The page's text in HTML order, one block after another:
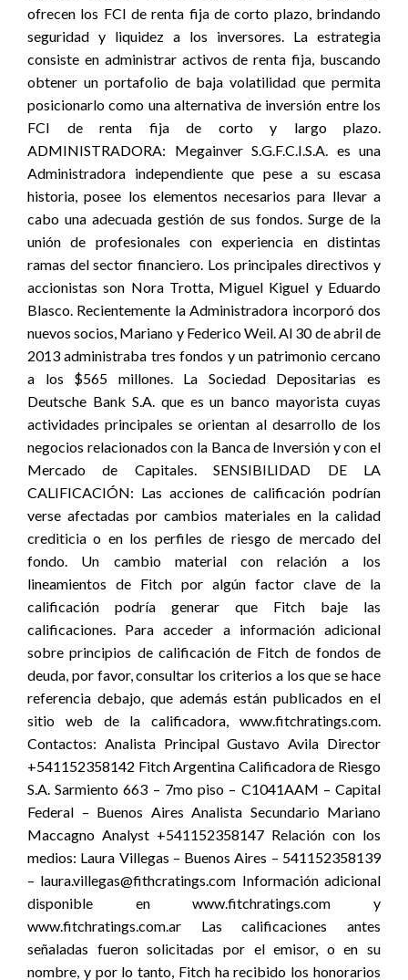
ofrecen los FCI de renta fija de corto plazo, brindando
seguridad y liquidez a los inversores. La estrategia
consiste en administrar activos de renta fija, buscando
obtener un portafolio de baja volatilidad que permita
posicionarlo como una alternativa de inversión entre los
FCI de renta fija de corto y largo plazo.
ADMINISTRADORA: Megainver S.G.F.C.I.S.A. es una
Administradora independiente que pese a su escasa
historia, posee los elementos necesarios para llevar a
cabo una adecuada gestión de sus fondos. Surge de la
unión de profesionales con experiencia en distintas
ramas del sector financiero. Los principales directivos y
accionistas son Nora Trotta, Miguel Kiguel y Eduardo
Blasco. Recientemente la Administradora incorporó dos
nuevos socios, Mariano y Federico Weil. Al 30 de abril de
2013 administraba tres fondos y un patrimonio cercano
a los $565 millones. La Sociedad Depositarias es
Deutsche Bank S.A. que es un banco mayorista cuyas
actividades principales se orientan al desarrollo de los
negocios relacionados con la Banca de Inversión y con el
Mercado de Capitales. SENSIBILIDAD DE LA
CALIFICACIÓN: Las acciones de calificación podrían
verse afectadas por cambios materiales en la calidad
crediticia o en los perfiles de riesgo de mercado del
fondo. Un cambio material con relación a los
lineamientos de Fitch por algún factor clave de la
calificación podría generar que Fitch baje las
calificaciones. Para acceder a información adicional
sobre principios de calificación de Fitch de fondos de
deuda, por favor, consultar los criterios a los que se hace
referencia debajo, que además están publicados en el
sitio web de la calificadora, www.fitchratings.com.
Contactos: Analista Principal Gustavo Avila Director
+541152358142 Fitch Argentina Calificadora de Riesgo
S.A. Sarmiento 663 – 7mo piso – C1041AAM – Capital
Federal – Buenos Aires Analista Secundario Mariano
Maccagno Analyst +541152358147 Relación con los
medios: Laura Villegas – Buenos Aires – 541152358139
– laura.villegas@fithcratings.com Información adicional
disponible en www.fitchratings.com y
www.fitchratings.com.ar Las calificaciones antes
señaladas fueron solicitadas por el emisor, o en su
nombre, y por lo tanto, Fitch ha recibido los honorarios